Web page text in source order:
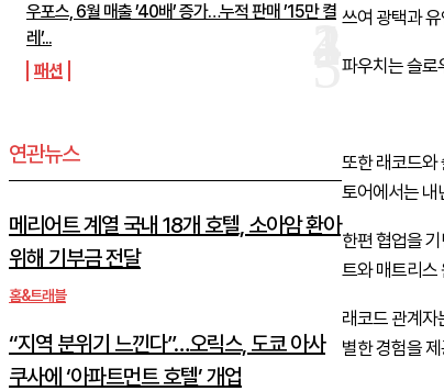
우포스, 6월 매출 ’40배’ 증가…누적 판매 ’15만 켤
레’...
패션
연관뉴스
메리어트 계열 국내 18개 호텔, 소아암 환아
위해 기부금 전달
홈&트래블
“지역 분위기 느낀다”…오릭스, 도쿄 아사
쿠사에 ‘아파트먼트 호텔’ 개업
쓰여 광택과
파우치는 슬로
또한 래코드와
토어에서는 내
한편 협업을
트와 매트리스
래코드 관계자
별한 경험을